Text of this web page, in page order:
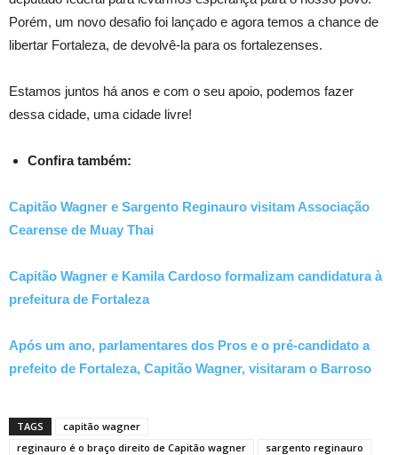
Porém, um novo desafio foi lançado e agora temos a chance de
libertar Fortaleza, de devolvê-la para os fortalezenses.
Estamos juntos há anos e com o seu apoio, podemos fazer
dessa cidade, uma cidade livre!
Confira também:
Capitão Wagner e Sargento Reginauro visitam Associação
Cearense de Muay Thai
Capitão Wagner e Kamila Cardoso formalizam candidatura à
prefeitura de Fortaleza
Após um ano, parlamentares dos Pros e o pré-candidato a
prefeito de Fortaleza, Capitão Wagner, visitaram o Barroso
TAGS
capitão wagner
reginauro é o braço direito de Capitão wagner
sargento reginauro